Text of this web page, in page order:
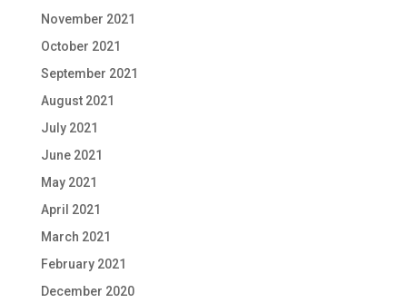
November 2021
October 2021
September 2021
August 2021
July 2021
June 2021
May 2021
April 2021
March 2021
February 2021
December 2020